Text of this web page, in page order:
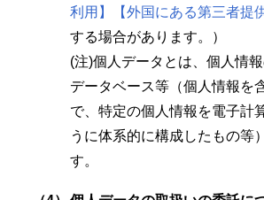
利用】
【外国にある第三者提
する場合があります。）
(注)個人データとは、個人情
データベース等（個人情報を
で、特定の個人情報を電子計
うに体系的に構成したもの等
す。